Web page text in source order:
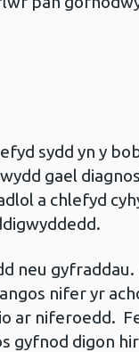
sydd yn y
gael
a chlefyd
neu
nifer yr
ar niferoedd.
gyfnod digon